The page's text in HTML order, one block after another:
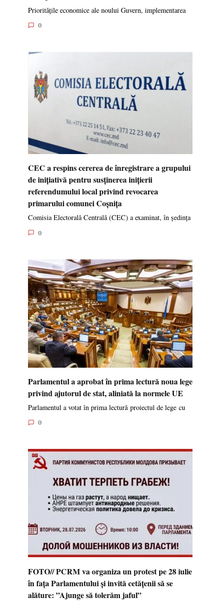
Prioritățile economice ale noului Guvern, implementarea
0
CEC a respins cererea de înregistrare a grupului
de inițiativă pentru susținerea inițierii
referendumului local privind revocarea
primarului comunei Coșnița
Comisia Electorală Centrală (CEC) a examinat, în ședința
0
Parlamentul a aprobat în prima lectură noua lege
privind ajutorul de stat, aliniată la normele UE
Parlamentul a votat în prima lectură proiectul de lege cu
0
FOTO// PCRM va organiza un protest pe 28 iulie
în fața Parlamentului și invită cetățenii să se
alăture: ”Ajunge să tolerăm jaful”